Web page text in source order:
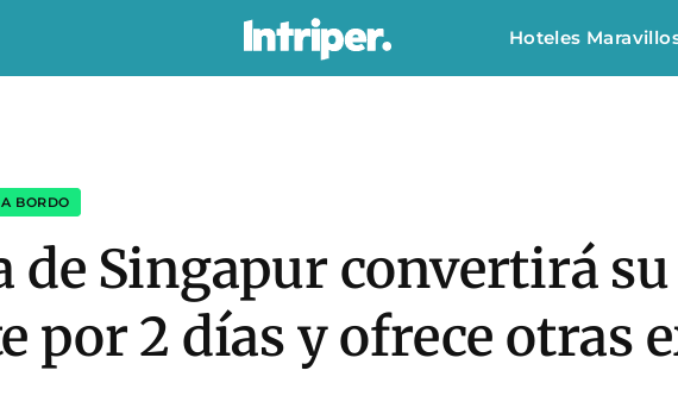
Hoteles
BORDO
de Singapur convertirá
por 2 días y ofrece otras